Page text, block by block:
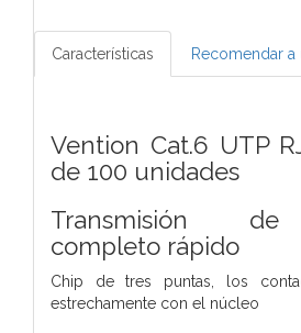
Características Recomendar a
Vention Cat.6 UTP
de 100 unidades
Transmisión
completo rápido
Chip de tres puntas, los
estrechamente con el núcleo